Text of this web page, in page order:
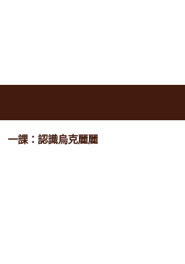
一課：認識烏克麗麗